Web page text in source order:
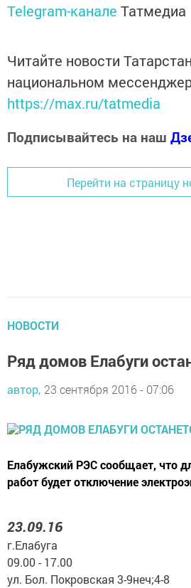
Telegram-канале Татмедиа
Читайте новости
национальном
https://max.ru/tatmedia
Подписывайтесь на наш
Перейти на страницу
НОВОСТИ
Ряд домов Елабуги
автор, 23 сентября 2016 - 07:06
Елабужский РЭС сообщает, что
работ будет отключение
23.09.16
г.Елабуга
09.00 - 17.00
ул. Бол. Покровская 3-9неч;4-8